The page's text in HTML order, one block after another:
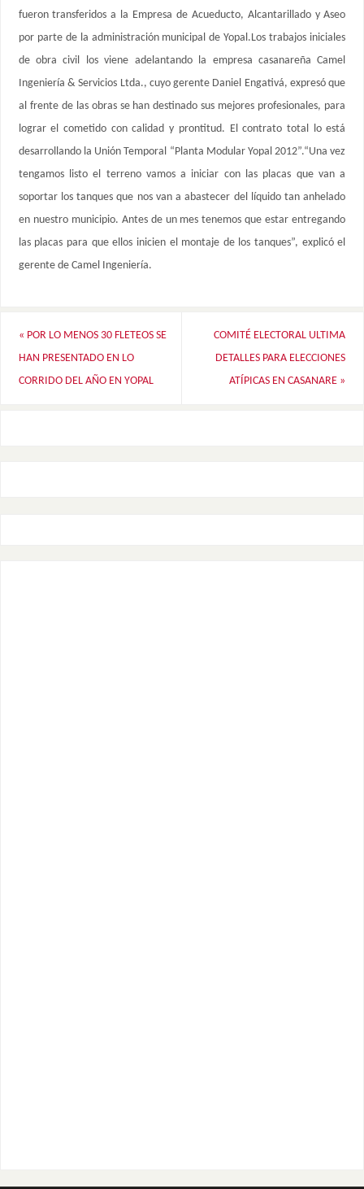
fueron transferidos a la Empresa de Acueducto, Alcantarillado y Aseo
por parte de la administración municipal de Yopal.Los trabajos iniciales
de obra civil los viene adelantando la empresa casanareña Camel
Ingeniería & Servicios Ltda., cuyo gerente Daniel Engativá, expresó que
al frente de las obras se han destinado sus mejores profesionales, para
lograr el cometido con calidad y prontitud. El contrato total lo está
desarrollando la Unión Temporal “Planta Modular Yopal 2012”.“Una vez
tengamos listo el terreno vamos a iniciar con las placas que van a
soportar los tanques que nos van a abastecer del líquido tan anhelado
en nuestro municipio. Antes de un mes tenemos que estar entregando
las placas para que ellos inicien el montaje de los tanques”, explicó el
gerente de Camel Ingeniería.
« POR LO MENOS 30 FLETEOS SE
HAN PRESENTADO EN LO
CORRIDO DEL AÑO EN YOPAL
COMITÉ ELECTORAL ULTIMA
DETALLES PARA ELECCIONES
ATÍPICAS EN CASANARE »